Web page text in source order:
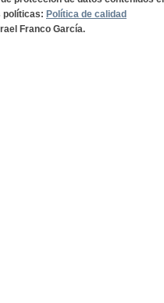
políticas: Política de calidad
Franco García.